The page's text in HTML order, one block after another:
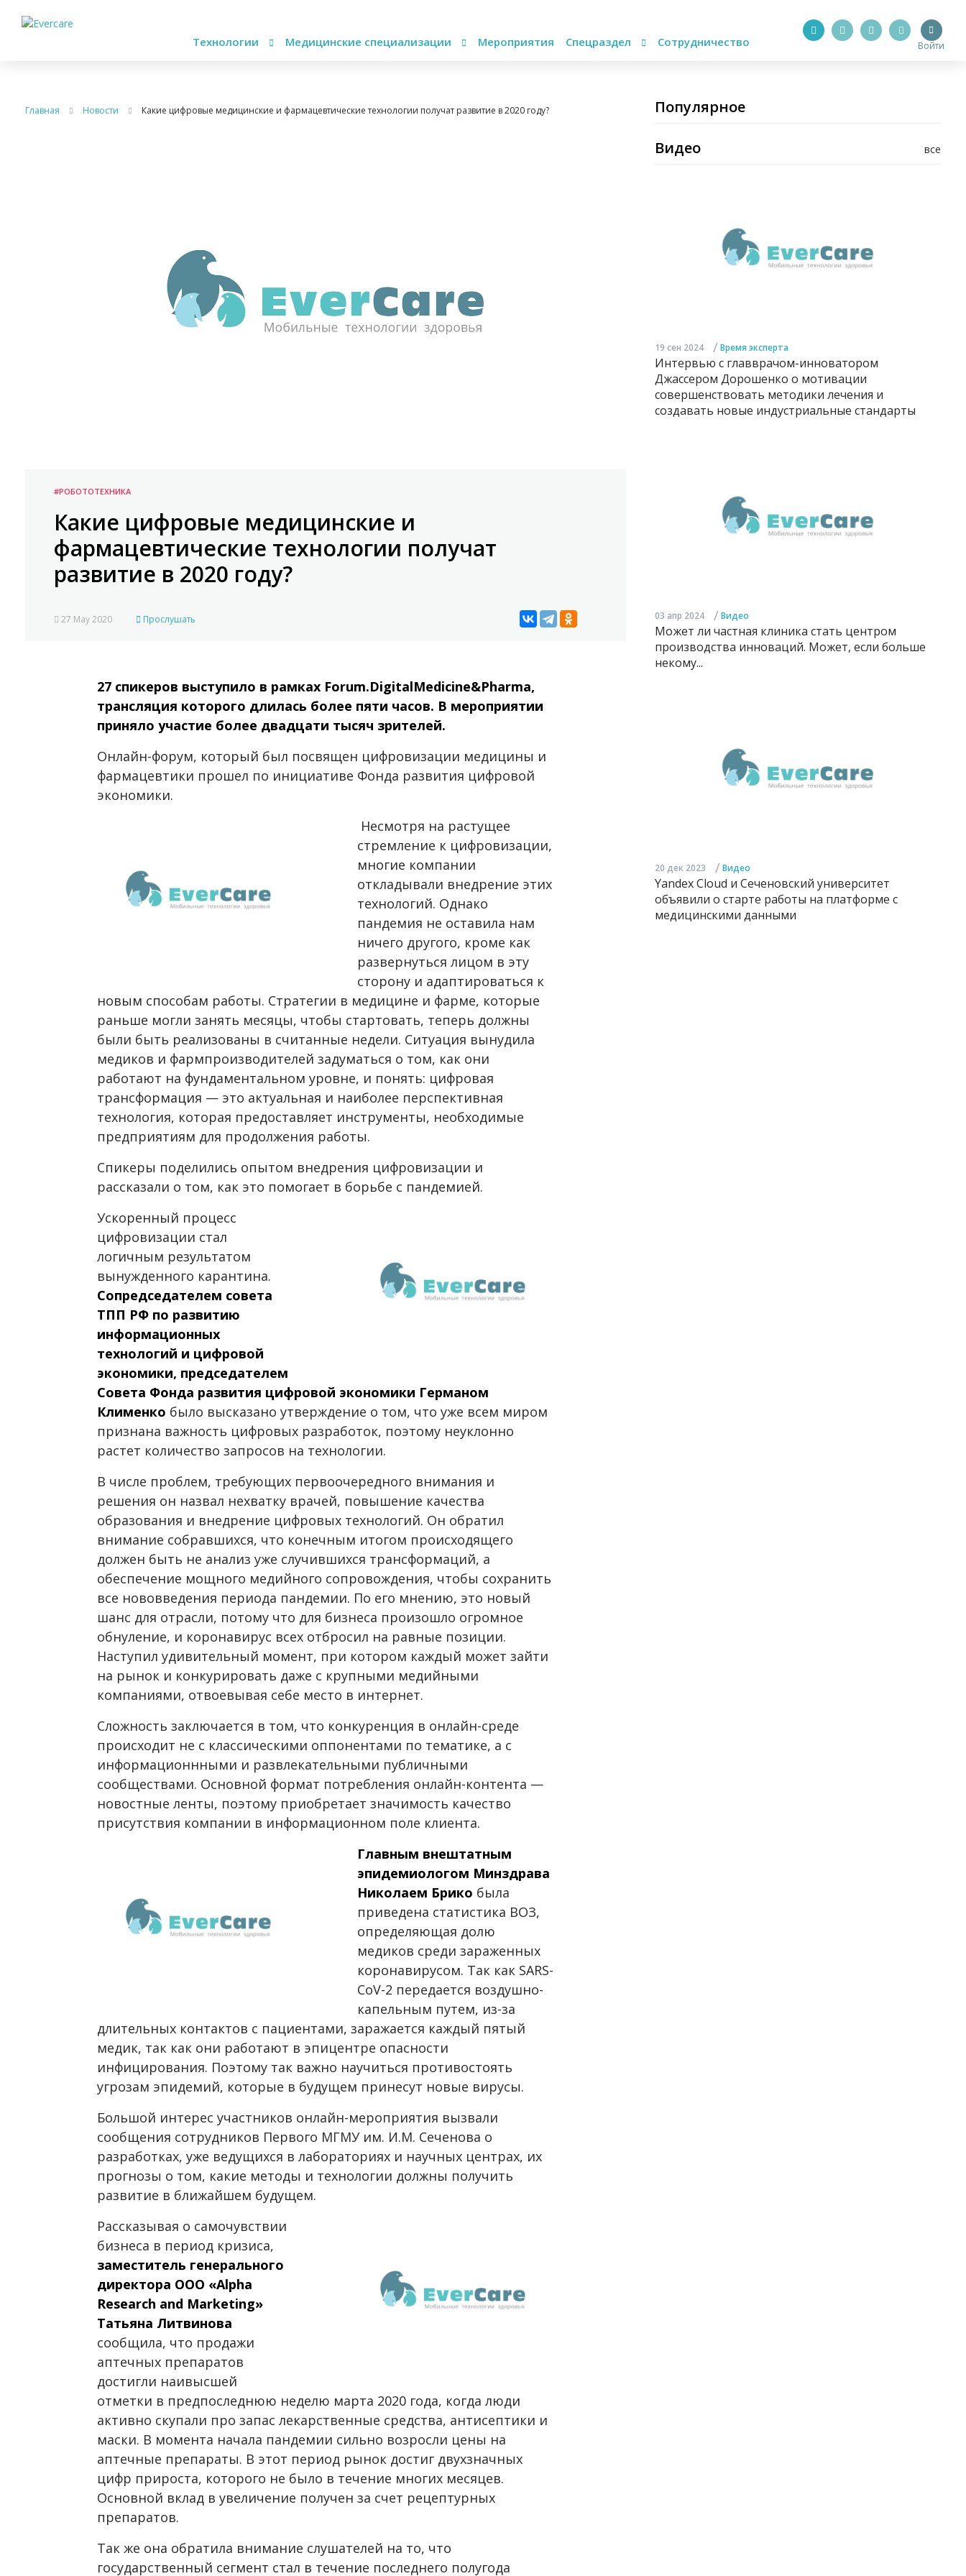
Технологии Медицинские специализации Мероприятия Спецраздел Сотрудничество Войти
Главная Новости Какие цифровые медицинские и фармацевтические технологии получат развитие в 2020 году?
#РОБОТОТЕХНИКА
Какие цифровые медицинские и
фармацевтические технологии получат
развитие в 2020 году?
27 May 2020 Прослушать
27 спикеров выступило в рамках Forum.DigitalMedicine&Pharma,
трансляция которого длилась более пяти часов. В мероприятии
приняло участие более двадцати тысяч зрителей.
Онлайн-форум, который был посвящен цифровизации медицины и
фармацевтики прошел по инициативе Фонда развития цифровой
экономики.
Несмотря на растущее
стремление к цифровизации,
многие компании
откладывали внедрение этих
технологий. Однако
пандемия не оставила нам
ничего другого, кроме как
развернуться лицом в эту
сторону и адаптироваться к
новым способам работы. Стратегии в медицине и фарме, которые
раньше могли занять месяцы, чтобы стартовать, теперь должны
были быть реализованы в считанные недели. Ситуация вынудила
медиков и фармпроизводителей задуматься о том, как они
работают на фундаментальном уровне, и понять: цифровая
трансформация — это актуальная и наиболее перспективная
технология, которая предоставляет инструменты, необходимые
предприятиям для продолжения работы.
Спикеры поделились опытом внедрения цифровизации и
рассказали о том, как это помогает в борьбе с пандемией.
Ускоренный процесс
цифровизации стал
логичным результатом
вынужденного карантина.
Сопредседателем совета
ТПП РФ по развитию
информационных
технологий и цифровой
экономики, председателем
Совета Фонда развития цифровой экономики Германом
Клименко было высказано утверждение о том, что уже всем миром
признана важность цифровых разработок, поэтому неуклонно
растет количество запросов на технологии.
В числе проблем, требующих первоочередного внимания и
решения он назвал нехватку врачей, повышение качества
образования и внедрение цифровых технологий. Он обратил
внимание собравшихся, что конечным итогом происходящего
должен быть не анализ уже случившихся трансформаций, а
обеспечение мощного медийного сопровождения, чтобы сохранить
все нововведения периода пандемии. По его мнению, это новый
шанс для отрасли, потому что для бизнеса произошло огромное
обнуление, и коронавирус всех отбросил на равные позиции.
Наступил удивительный момент, при котором каждый может зайти
на рынок и конкурировать даже с крупными медийными
компаниями, отвоевывая себе место в интернет.
Сложность заключается в том, что конкуренция в онлайн-среде
происходит не с классическими оппонентами по тематике, а с
информационнными и развлекательными публичными
сообществами. Основной формат потребления онлайн-контента —
новостные ленты, поэтому приобретает значимость качество
присутствия компании в информационном поле клиента.
Главным внештатным
эпидемиологом Минздрава
Николаем Брико была
приведена статистика ВОЗ,
определяющая долю
медиков среди зараженных
коронавирусом. Так как SARS-
CoV-2 передается воздушно-
капельным путем, из-за
длительных контактов с пациентами, заражается каждый пятый
медик, так как они работают в эпицентре опасности
инфицирования. Поэтому так важно научиться противостоять
угрозам эпидемий, которые в будущем принесут новые вирусы.
Большой интерес участников онлайн-мероприятия вызвали
сообщения сотрудников Первого МГМУ им. И.М. Сеченова о
разработках, уже ведущихся в лабораториях и научных центрах, их
прогнозы о том, какие методы и технологии должны получить
развитие в ближайшем будущем.
Рассказывая о самочувствии
бизнеса в период кризиса,
заместитель генерального
директора ООО «Alpha
Research and Marketing»
Татьяна Литвинова
сообщила, что продажи
аптечных препаратов
достигли наивысшей
отметки в предпоследнюю неделю марта 2020 года, когда люди
активно скупали про запас лекарственные средства, антисептики и
маски. В момента начала пандемии сильно возросли цены на
аптечные препараты. В этот период рынок достиг двухзначных
цифр прироста, которого не было в течение многих месяцев.
Основной вклад в увеличение получен за счет рецептурных
препаратов.
Так же она обратила внимание слушателей на то, что
государственный сегмент стал в течение последнего полугода
Популярное
все
Видео
19 сен 2024 / Время эксперта
Интервью с главврачом-инноватором
Джассером Дорошенко о мотивации
совершенствовать методики лечения и
создавать новые индустриальные стандарты
03 апр 2024 / Видео
Может ли частная клиника стать центром
производства инноваций. Может, если больше
некому...
20 дек 2023 / Видео
Yandex Cloud и Сеченовский университет
объявили о старте работы на платформе с
медицинскими данными